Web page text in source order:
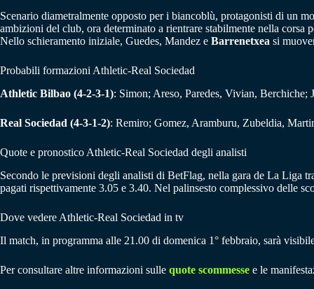
Scenario diametralmente opposto per i biancoblù, protagonisti di un
ambizioni del club, ora determinato a rientrare stabilmente nella corsa
Nello schieramento iniziale, Guedes, Mandez e Barrenetxea si
Probabili formazioni Athletic-Real Sociedad
Athletic Bilbao (4-2-3-1): Simon; Areso, Paredes, Vivian,
Real Sociedad (4-3-1-2): Remiro; Gomez, Aramburu, Zubeldia,
Quote e pronostico Athletic-Real Sociedad degli analisti
Secondo le previsioni degli analisti di BetFlag, nella gara de La Liga
pagati rispettivamente 3.05 e 3.40. Nel palinsesto complessivo delle
Dove vedere Athletic-Real Sociedad in tv
Il match, in programma alle 21.00 di domenica 1° febbraio, sarà
Per consultare altre informazioni sulle quote scommesse e le